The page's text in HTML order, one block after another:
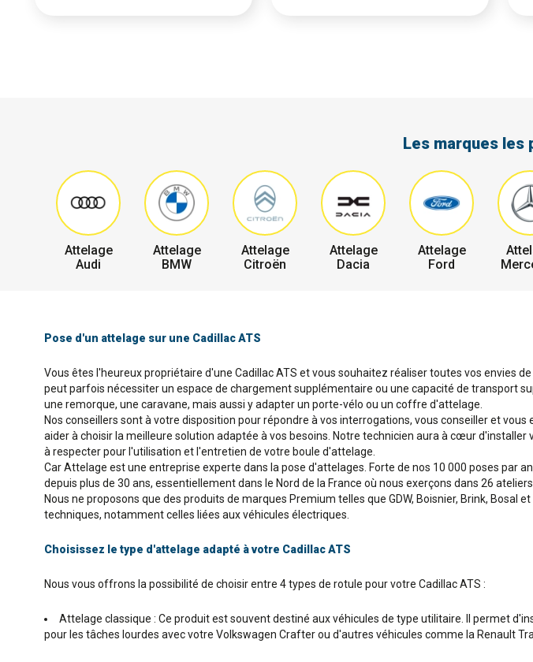
Les marques les
Attelage
Audi
Attelage
BMW
Attelage
Citroën
Attelage
Dacia
Attelage
Ford
Pose d'un attelage sur une Cadillac ATS
Vous êtes l'heureux propriétaire d'une Cadillac ATS et vous souhaitez réaliser toutes vos envies
peut parfois nécessiter un espace de chargement supplémentaire ou une capacité de transport
une remorque, une caravane, mais aussi y adapter un porte-vélo ou un coffre d'attelage.
Nos conseillers sont à votre disposition pour répondre à vos interrogations, vous conseiller et
aider à choisir la meilleure solution adaptée à vos besoins. Notre technicien aura à cœur
à respecter pour l'utilisation et l'entretien de votre boule d'attelage.
Car Attelage est une entreprise experte dans la pose d'attelages. Forte de nos 10 000 poses
depuis plus de 30 ans, essentiellement dans le Nord de la France où nous exerçons dans 26 ateliers.
Nous ne proposons que des produits de marques Premium telles que GDW, Boisnier, Brink,
techniques, notamment celles liées aux véhicules électriques.
Choisissez le type d'attelage adapté à votre Cadillac ATS
Nous vous offrons la possibilité de choisir entre 4 types de rotule pour votre Cadillac ATS :
Attelage classique : Ce produit est souvent destiné aux véhicules de type utilitaire. Il permet
pour les tâches lourdes avec votre Volkswagen Crafter ou d'autres véhicules comme la Renault